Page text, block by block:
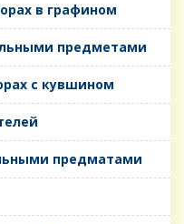
в графином
предметами
с кувшином
предматами